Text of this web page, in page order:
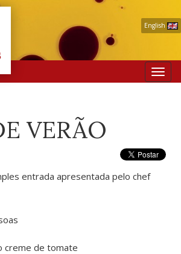
English
VERÃO
entrada apresentada pelo chef
creme de tomate